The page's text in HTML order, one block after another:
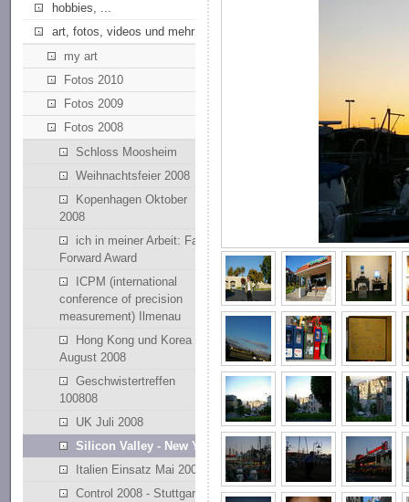
hobbies, ...
art, fotos, videos und mehr
my art
Fotos 2010
Fotos 2009
Fotos 2008
Schloss Moosheim
Weihnachtsfeier 2008
Kopenhagen Oktober
2008
ich in meiner Arbeit: Fast
Forward Award
ICPM (international
conference of precision
measurement) Ilmenau
Hong Kong und Korea
August 2008
Geschwistertreffen
100808
UK Juli 2008
Silicon Valley - New York
Italien Einsatz Mai 2008
Control 2008 - Stuttgart